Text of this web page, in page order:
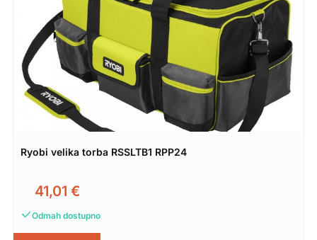
Ryobi velika torba RSSLTB1 RPP24
41,01 €
Odmah dostupno